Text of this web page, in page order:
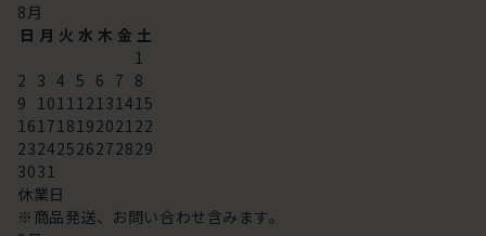
8月
日 月 火 水 木 金 土
1
2 3 4 5 6 7 8
9 101112131415
16171819202122
23242526272829
3031
休業日
※商品発送、お問い合わせ含みます。